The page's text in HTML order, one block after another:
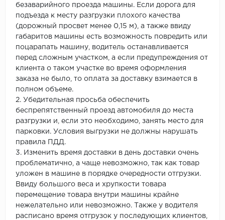
безаварийного проезда машины. Если дорога для
подъезда к месту разгрузки плохого качества
(дорожный просвет менее 0,15 м), а также ввиду
габаритов машины есть возможность повредить или
поцарапать машину, водитель останавливается
перед сложным участком, а если предупреждения от
клиента о таком участке во время оформления
заказа не было, то оплата за доставку взимается в
полном объеме.
2. Убедительная просьба обеспечить
беспрепятственный проезд автомобиля до места
разгрузки и, если это необходимо, занять место для
парковки. Условия выгрузки не должны нарушать
правила ПДД.
3. Изменить время доставки в день доставки очень
проблематично, а чаще невозможно, так как товар
уложен в машине в порядке очередности отгрузки.
Ввиду большого веса и хрупкости товара
перемещение товара внутри машины крайне
нежелательно или невозможно. Также у водителя
расписано время отгрузок у последующих клиентов,